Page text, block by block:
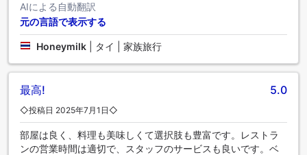
AIによる自動翻訳
元の言語で表示する
Honeymilk タイ | 家族旅行
最高! 5.0
◇投稿日 2025年7月1日◇
部屋は良く、料理も美味しくて選択肢も豊富です。レストラ
ンの営業時間は適切で、スタッフのサービスも良いです。ベ